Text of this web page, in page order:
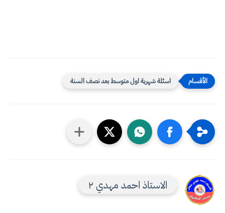
اسئلة شهرية اول متوسط بعد نصف السنة
الاستاذ احمد مهدي ٢